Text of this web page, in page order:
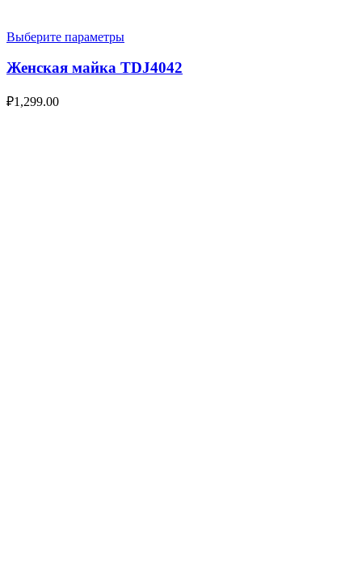
Выберите параметры
Женская майка TDJ4042
₽1,299.00